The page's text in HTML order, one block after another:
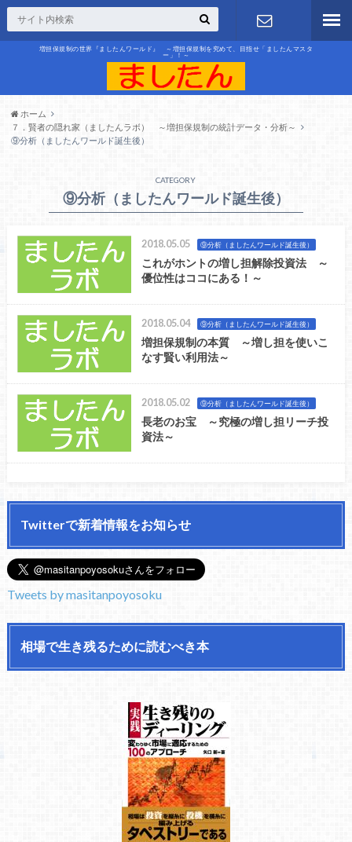
増担保規制の世界『ましたんワールド』 ～増担保規制を究めて、目指せ「ましたんマスタ
ー」！～
お問合せ
ホーム
７．賢者の隠れ家（ましたんラボ） ～増担保規制の統計データ・分析～
⑨分析（ましたんワールド誕生後）
CATEGORY
⑨分析（ましたんワールド誕生後）
2018.05.05 ⑨分析（ましたんワールド誕生後）
これがホントの増し担解除投資法 ～
優位性はココにある！～
2018.05.04 ⑨分析（ましたんワールド誕生後）
増担保規制の本質 ～増し担を使いこ
なす賢い利用法～
2018.05.02 ⑨分析（ましたんワールド誕生後）
長老のお宝 ～究極の増し担リーチ投
資法～
Twitterで新着情報をお知らせ
Tweets by masitanpoyosoku
相場で生き残るために読むべき本